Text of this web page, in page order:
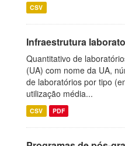
CSV
Infraestrutura
Quantitativo de
(UA) com nome da UA,
de laboratórios por tipo
utilização média...
CSV PDF